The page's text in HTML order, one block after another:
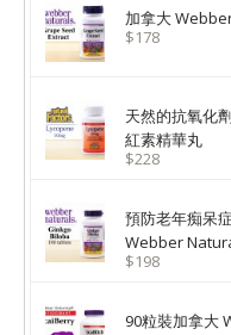
加拿大
$178
天然的抗氧化
紅素精華丸
$228
預防老年痴呆
Webber
$198
90粒裝加拿大